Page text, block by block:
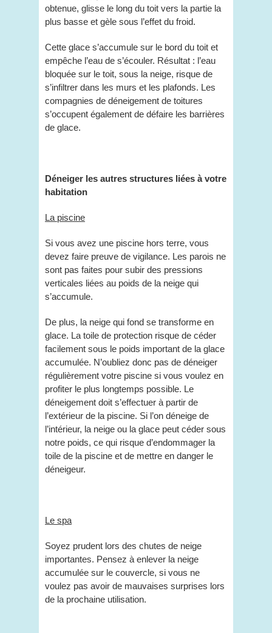
obtenue, glisse le long du toit vers la partie la
plus basse et gèle sous l’effet du froid.
Cette glace s’accumule sur le bord du toit et
empêche l’eau de s’écouler. Résultat : l’eau
bloquée sur le toit, sous la neige, risque de
s’infiltrer dans les murs et les plafonds. Les
compagnies de déneigement de toitures
s’occupent également de défaire les barrières
de glace.
Déneiger les autres structures liées à votre
habitation
La piscine
Si vous avez une piscine hors terre, vous
devez faire preuve de vigilance. Les parois ne
sont pas faites pour subir des pressions
verticales liées au poids de la neige qui
s’accumule.
De plus, la neige qui fond se transforme en
glace. La toile de protection risque de céder
facilement sous le poids important de la glace
accumulée. N’oubliez donc pas de déneiger
régulièrement votre piscine si vous voulez en
profiter le plus longtemps possible. Le
déneigement doit s’effectuer à partir de
l’extérieur de la piscine. Si l’on déneige de
l’intérieur, la neige ou la glace peut céder sous
notre poids, ce qui risque d’endommager la
toile de la piscine et de mettre en danger le
déneigeur.
Le spa
Soyez prudent lors des chutes de neige
importantes. Pensez à enlever la neige
accumulée sur le couvercle, si vous ne
voulez pas avoir de mauvaises surprises lors
de la prochaine utilisation.